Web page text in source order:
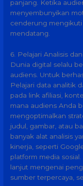
panjang. Ketika
menyembunyikan
cenderung
mendatang.
6. Pelajari Analisis
Dunia digital selalu
audiens. Untuk
Pelajari data analitik
pada link afiliasi,
mana audiens Anda
mengoptimalkan
judul, gambar, atau
banyak alat analisis
kinerja, seperti
platform media
lanjut mengenai
sumber terpercaya,